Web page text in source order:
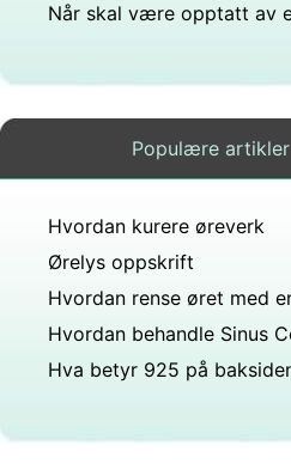
Populære artikler
Hvordan kurere øreverk
Ørelys oppskrift